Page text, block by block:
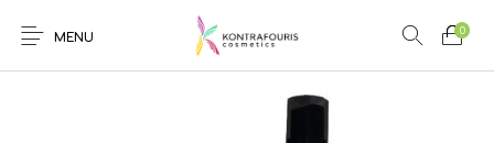
MENU
0